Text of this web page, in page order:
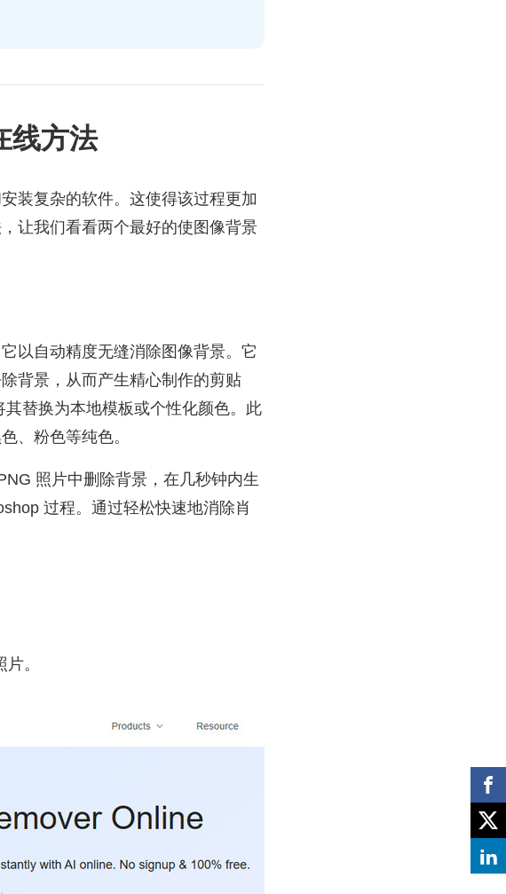
线方法
装复杂的软件。这使得该过程更加
让我们看看两个最好的使图像背景
以自动精度无缝消除图像背景。它
背景，从而产生精心制作的剪贴
替换为本地模板或个性化颜色。此
、粉色等纯色。
照片中删除背景，在几秒钟内生
过程。通过轻松快速地消除肖
。